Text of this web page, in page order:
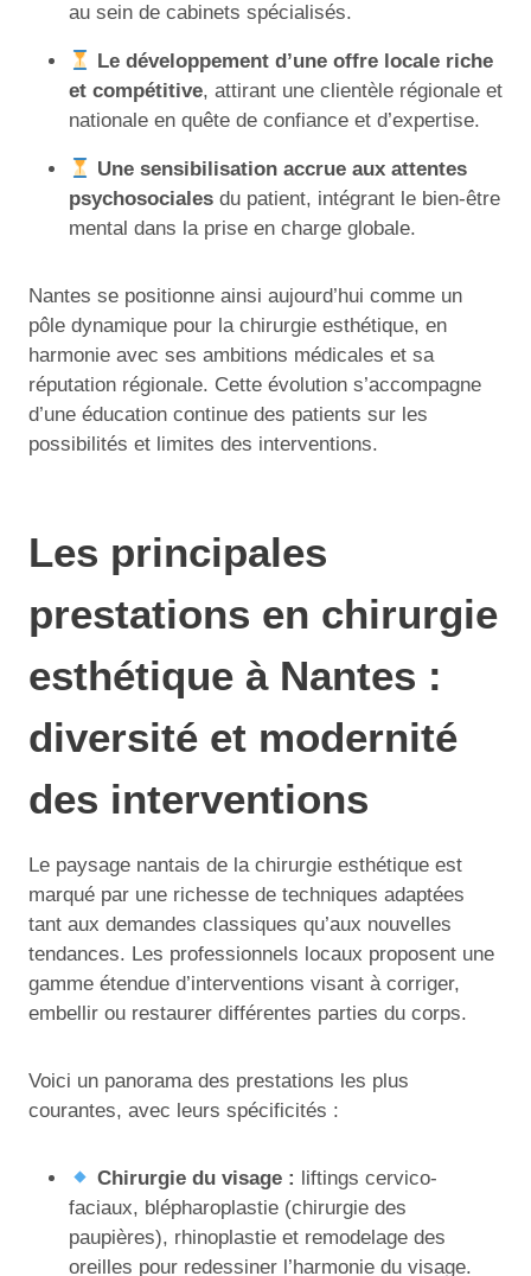
au sein de cabinets spécialisés.
Le développement d’une offre locale riche
et compétitive, attirant une clientèle régionale et
nationale en quête de confiance et d’expertise.
Une sensibilisation accrue aux attentes
psychosociales du patient, intégrant le bien-être
mental dans la prise en charge globale.
Nantes se positionne ainsi aujourd’hui comme un
pôle dynamique pour la chirurgie esthétique, en
harmonie avec ses ambitions médicales et sa
réputation régionale. Cette évolution s’accompagne
d’une éducation continue des patients sur les
possibilités et limites des interventions.
Les principales
prestations en chirurgie
esthétique à Nantes :
diversité et modernité
des interventions
Le paysage nantais de la chirurgie esthétique est
marqué par une richesse de techniques adaptées
tant aux demandes classiques qu’aux nouvelles
tendances. Les professionnels locaux proposent une
gamme étendue d’interventions visant à corriger,
embellir ou restaurer différentes parties du corps.
Voici un panorama des prestations les plus
courantes, avec leurs spécificités :
Chirurgie du visage :
liftings cervico-
faciaux, blépharoplastie (chirurgie des
paupières), rhinoplastie et remodelage des
oreilles pour redessiner l’harmonie du visage.